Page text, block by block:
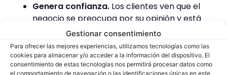
Gestionar consentimiento
Para ofrecer las mejores experiencias, utilizamos tecnologías como las
cookies para almacenar y/o acceder a la información del dispositivo. El
consentimiento de estas tecnologías nos permitirá procesar datos como
el comportamiento de navegación o las identificaciones únicas en este
Genera confianza. Los clientes ven que el
negocio se preocupa por su opinión y está
comprometido con la calidad del servicio.
Mejora la reputación.Un negocio activo en
la gestión de sus reseñas transmite